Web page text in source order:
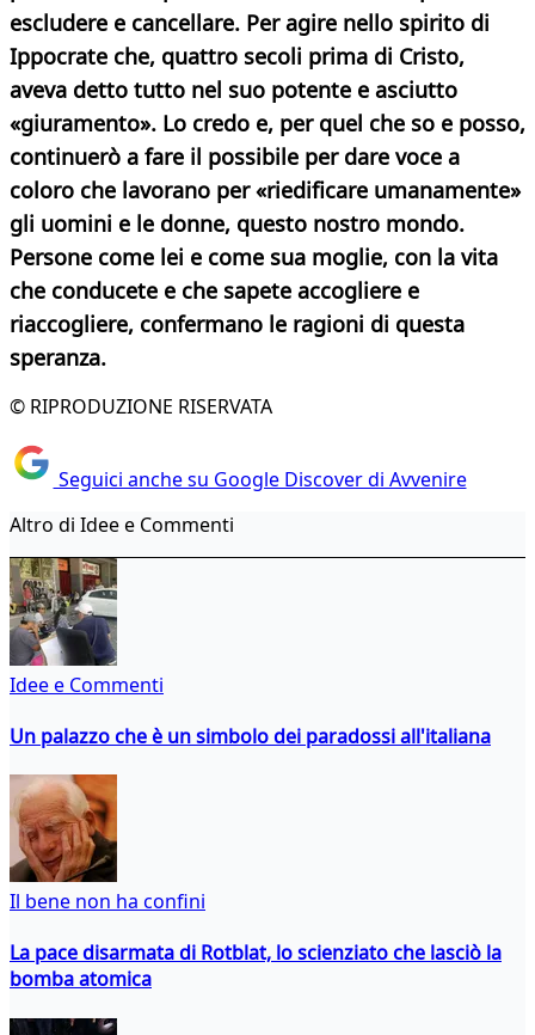
escludere e cancellare. Per agire nello spirito di
Ippocrate che, quattro secoli prima di Cristo,
aveva detto tutto nel suo potente e asciutto
«giuramento». Lo credo e, per quel che so e posso,
continuerò a fare il possibile per dare voce a
coloro che lavorano per «riedificare umanamente»
gli uomini e le donne, questo nostro mondo.
Persone come lei e come sua moglie, con la vita
che conducete e che sapete accogliere e
riaccogliere, confermano le ragioni di questa
speranza.
© RIPRODUZIONE RISERVATA
Seguici anche su Google Discover di Avvenire
Altro di Idee e Commenti
Idee e Commenti
Un palazzo che è un simbolo dei paradossi all'italiana
Il bene non ha confini
La pace disarmata di Rotblat, lo scienziato che lasciò la
bomba atomica